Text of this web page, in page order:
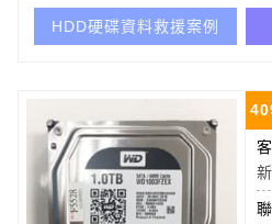
HDD硬碟資料救援案例